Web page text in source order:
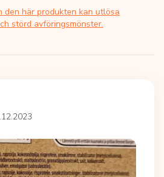
den här produkten kan utlösa
störd avföringsmönster.